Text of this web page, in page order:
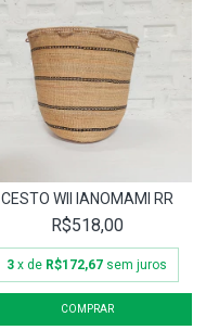
CESTO WII IANOMAMI RR
R$518,00
3 x de R$172,67 sem juros